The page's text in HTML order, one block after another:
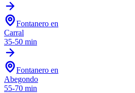
Fontanero en
Carral
35-50 min
Fontanero en
Abegondo
55-70 min